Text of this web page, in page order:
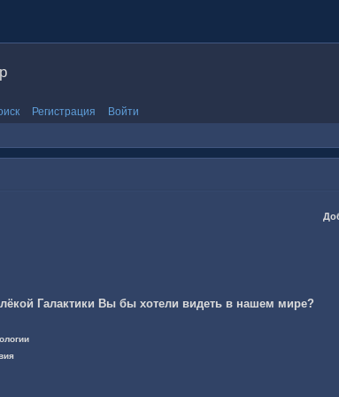
Регистрация Войти
Галактики Вы бы хотели видеть в нашем мире?